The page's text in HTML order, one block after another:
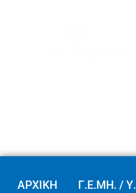
ΑΡΧΙΚΗ Γ.Ε.ΜΗ. /